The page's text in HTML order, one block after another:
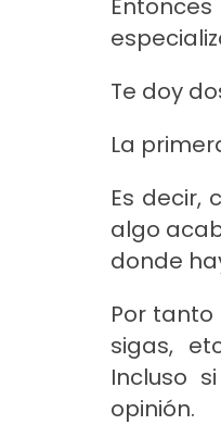
Te doy
La
Es decir,
algo
donde
Por
sigas,
Incluso
opinión.